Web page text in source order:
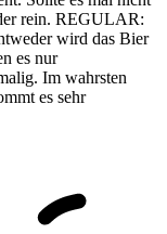
rein. REGULAR:
wird das Bier
es nur
Im wahrsten
es sehr